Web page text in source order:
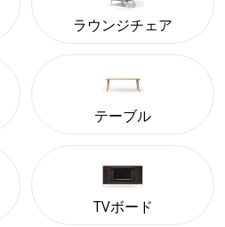
ラウンジチェア
テーブル
TVボード